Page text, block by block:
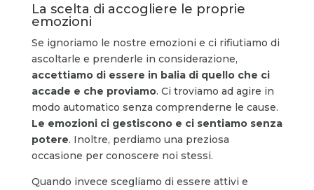
La scelta di accogliere le proprie
emozioni
Se ignoriamo le nostre emozioni e ci rifiutiamo di
ascoltarle e prenderle in considerazione,
accettiamo di essere in balia di quello che ci
accade e che proviamo. Ci troviamo ad agire in
modo automatico senza comprenderne le cause.
Le emozioni ci gestiscono e ci sentiamo senza
potere. Inoltre, perdiamo una preziosa
occasione per conoscere noi stessi.
Quando invece scegliamo di essere attivi e